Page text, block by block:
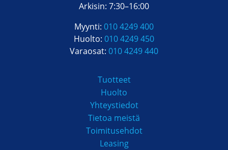
Arkisin: 7:30–16:00
Myynti: 010 4249 400
Huolto: 010 4249 450
Varaosat: 010 4249 440
Tuotteet
Huolto
Yhteystiedot
Tietoa meistä
Toimitusehdot
Leasing